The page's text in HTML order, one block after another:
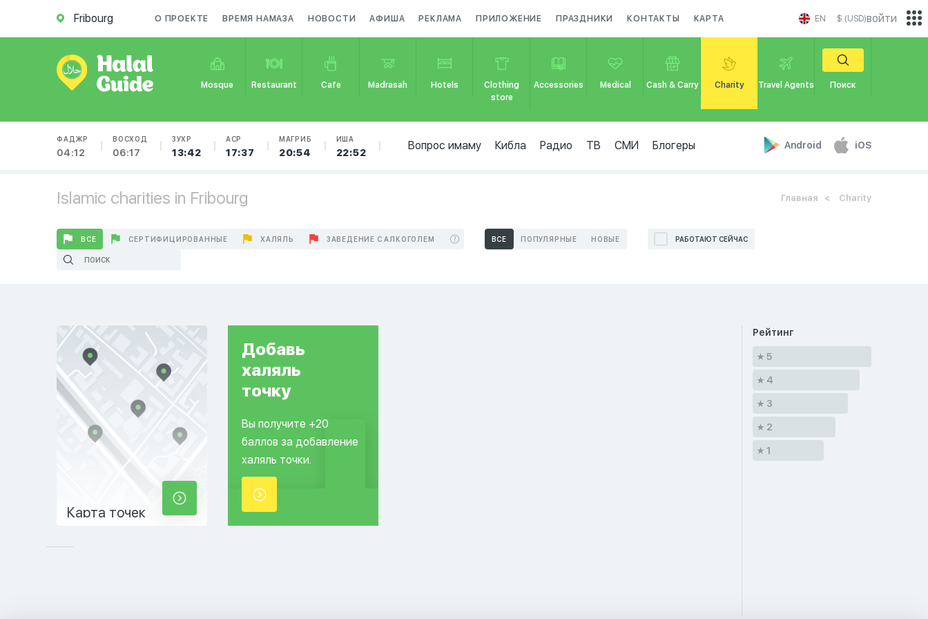
Fribourg О ПРОЕКТЕ ВРЕМЯ НАМАЗА НОВОСТИ АФИША РЕКЛАМА ПРИЛОЖЕНИЕ ПРАЗДНИКИ КОНТАКТЫ КАРТА EN $ (USD)
Mosque Restaurant Cafe Madrasah Hotels
Clothing
store
Accessories Medical Cash & Carry Charity Travel Agents Поиск
ФАДЖР
04:12
ВОСХОД
06:17
ЗУХР
13:42
АСР
17:37
МАГРИБ
20:54
ИША
22:52
Вопрос имаму Кибла Радио ТВ СМИ Блогеры Android iOS
войти
Islamic charities in Fribourg Главная Charity
ВСЕ СЕРТИФИЦИРОВАННЫЕ ХАЛЯЛЬ ЗАВЕДЕНИЕ С АЛКОГОЛЕМ ВСЕ ПОПУЛЯРНЫЕ НОВЫЕ РАБОТАЮТ СЕЙЧАС
Карта точек
Добавь
халяль
точку
Вы получите +20
баллов за добавление
халяль точки.
Рейтинг
5
4
3
2
1